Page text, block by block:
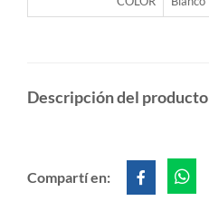
Descripción del producto
Compartí en: